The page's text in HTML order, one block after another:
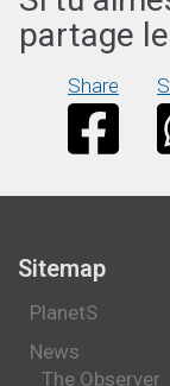
partage
Share
Sitemap
PlanetS
News
The Observer